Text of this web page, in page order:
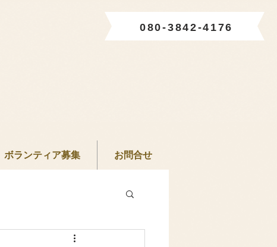
080-3842-4176
ボランティア募集 お問合せ